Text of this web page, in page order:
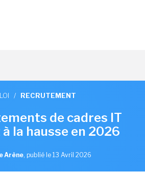
/ RECRUTEMENT
de cadres IT
la hausse en 2026
Arène, publié le 13 Avril 2026